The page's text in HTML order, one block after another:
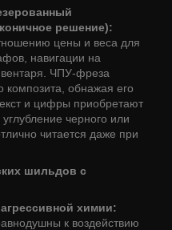
решение):
цены и веса для
навигации на
ЧПУ-фреза
композита, обнажая его
и цифры приобретают
черного или
читается даже при
шильдов с
химии:
к воздействию